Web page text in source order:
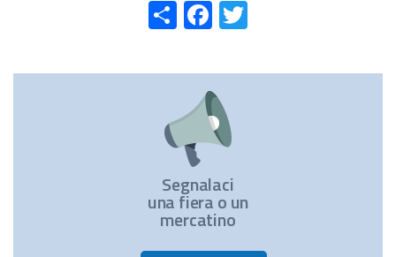
ShareFacebook
Segnalaci
una fiera o un
mercatino